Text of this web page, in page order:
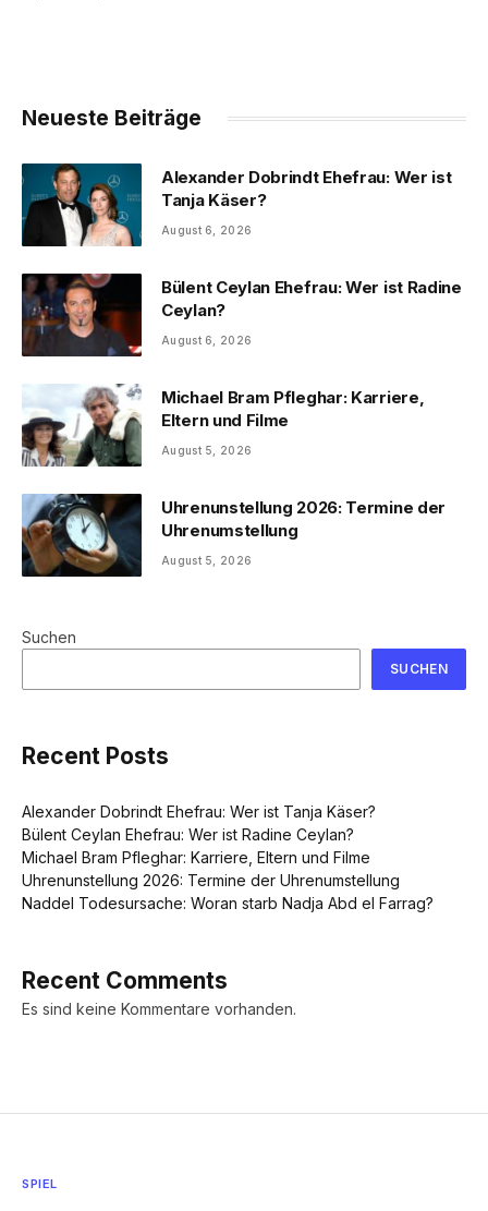
Neueste Beiträge
Alexander Dobrindt Ehefrau: Wer ist
Tanja Käser?
August 6, 2026
Bülent Ceylan Ehefrau: Wer ist Radine
Ceylan?
August 6, 2026
Michael Bram Pfleghar: Karriere,
Eltern und Filme
August 5, 2026
Uhrenunstellung 2026: Termine der
Uhrenumstellung
August 5, 2026
Suchen
SUCHEN
Recent Posts
Alexander Dobrindt Ehefrau: Wer ist Tanja Käser?
Bülent Ceylan Ehefrau: Wer ist Radine Ceylan?
Michael Bram Pfleghar: Karriere, Eltern und Filme
Uhrenunstellung 2026: Termine der Uhrenumstellung
Naddel Todesursache: Woran starb Nadja Abd el Farrag?
Recent Comments
Es sind keine Kommentare vorhanden.
SPIEL